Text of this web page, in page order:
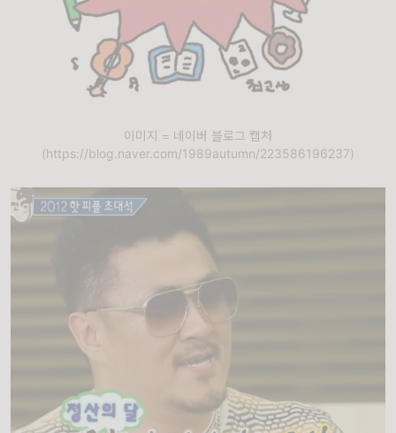
이미지 = 네이버 블로그 캡처
(https://blog.naver.com/1989autumn/223586196237)